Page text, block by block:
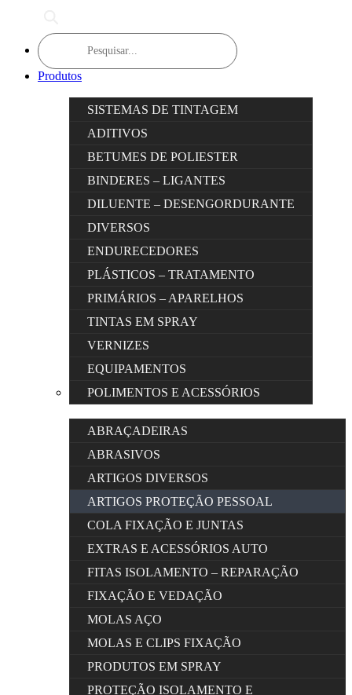
Products
search
Produtos
SISTEMAS DE TINTAGEM
ADITIVOS
BETUMES DE POLIESTER
BINDERES – LIGANTES
DILUENTE – DESENGORDURANTE
DIVERSOS
ENDURECEDORES
PLÁSTICOS – TRATAMENTO
PRIMÁRIOS – APARELHOS
TINTAS EM SPRAY
VERNIZES
EQUIPAMENTOS
POLIMENTOS E ACESSÓRIOS
ABRAÇADEIRAS
ABRASIVOS
ARTIGOS DIVERSOS
ARTIGOS PROTEÇÃO PESSOAL
COLA FIXAÇÃO E JUNTAS
EXTRAS E ACESSÓRIOS AUTO
FITAS ISOLAMENTO – REPARAÇÃO
FIXAÇÃO E VEDAÇÃO
MOLAS AÇO
MOLAS E CLIPS FIXAÇÃO
PRODUTOS EM SPRAY
PROTEÇÃO ISOLAMENTO E